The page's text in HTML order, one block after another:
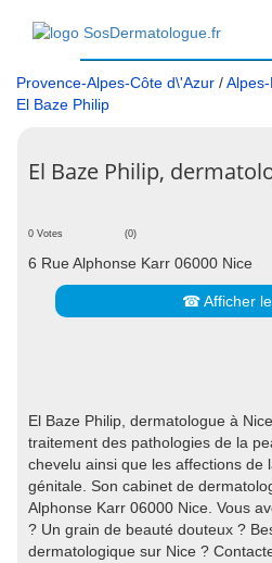
Provence-Alpes-Côte d\'Azur /
El Baze Philip
El Baze Philip,
0 Votes (0)
6 Rue Alphonse Karr 06000 Nice
☎ Afficher le
El Baze Philip, dermatologue à
traitement des pathologies de la
chevelu ainsi que les affections de
génitale. Son cabinet de
Alphonse Karr 06000 Nice. Vous
? Un grain de beauté douteux ?
dermatologique sur Nice ?